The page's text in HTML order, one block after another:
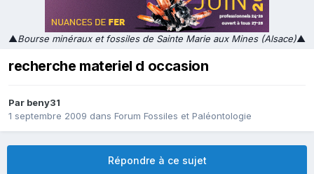
▲Bourse minéraux et fossiles de Sainte Marie aux Mines (Alsace)▲
recherche materiel d occasion
Par beny31
1 septembre 2009 dans Forum Fossiles et Paléontologie
Répondre à ce sujet